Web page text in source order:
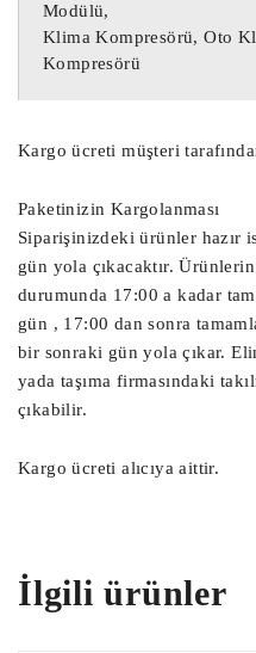
Şanzıman Beyni,
Çıkma Otomatik
SRS Beyni, SRS
Park Fren Beyni,
Fren Beyni, Çıkma
Çıkma Motor
Motor Beyni,
Ağır Vasıta Motor
Ekskavatör Motor
Radar Beyni,
Sensör Beyni,
Modülü,
Klima Kompresörü, Oto
Kompresörü
Kargo ücreti müşteri
Paketinizin Kargolanması
Siparişinizdeki ürünler hazır
gün yola çıkacaktır.
durumunda 17:00 a kadar
gün , 17:00 dan sonra
bir sonraki gün yola çıkar.
yada taşıma firmasındaki
çıkabilir.
Kargo ücreti alıcıya aittir.
İlgili ürünler